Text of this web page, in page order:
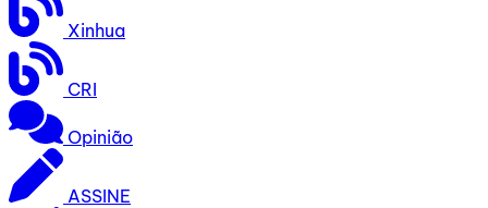
Xinhua
CRI
Opinião
ASSINE